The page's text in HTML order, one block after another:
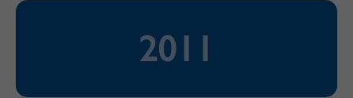
2011